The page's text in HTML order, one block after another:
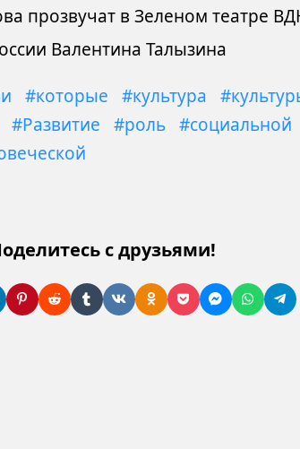
прозвучат в Зеленом театре
Валентина Талызина
#которые #культура
#Развитие #роль #социальной
с друзьями!